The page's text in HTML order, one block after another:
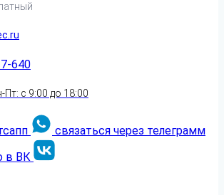
640
Пт: с 9:00 до 18:00
связаться через телеграмм
в ВК